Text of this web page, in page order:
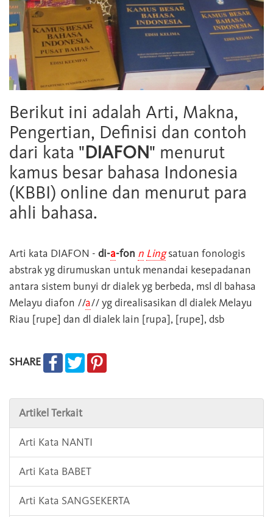
Berikut ini adalah Arti, Makna,
Pengertian, Definisi dan contoh
dari kata "DIAFON" menurut
kamus besar bahasa Indonesia
(KBBI) online dan menurut para
ahli bahasa.
Arti kata DIAFON - di-a-fon n Lingsatuan fonologis
abstrak yg dirumuskan untuk menandai kesepadanan
antara sistem bunyi dr dialek yg berbeda, msl dl bahasa
Melayu diafon //a// yg direalisasikan dl dialek Melayu
Riau [rupe] dan dl dialek lain [rupa], [rupe], dsb
SHARE
Artikel Terkait
Arti Kata NANTI
Arti Kata BABET
Arti Kata SANGSEKERTA